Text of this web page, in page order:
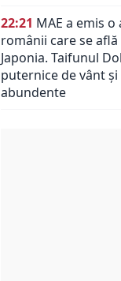
22:21 MAE a emis
românii care se
Japonia. Taifunul
puternice de vânt
abundente